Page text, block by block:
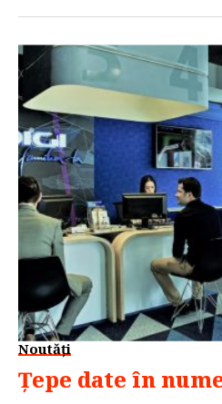
„nema dobanda”. Astazi
dintre cele mai atractive
sunt disponibile in oferta
Noutăți
Țepe date în